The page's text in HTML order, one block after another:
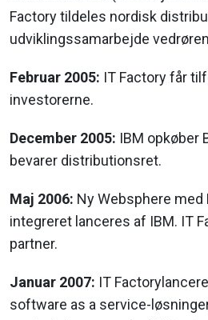
Factory tildeles nordisk
udviklingssamarbejde
Februar 2005: IT Factory får
investorerne.
December 2005: IBM opkøber
bevarer distributionsret.
Maj 2006: Ny Websphere
integreret lanceres af IBM. IT
partner.
Januar 2007: IT
software as a service-